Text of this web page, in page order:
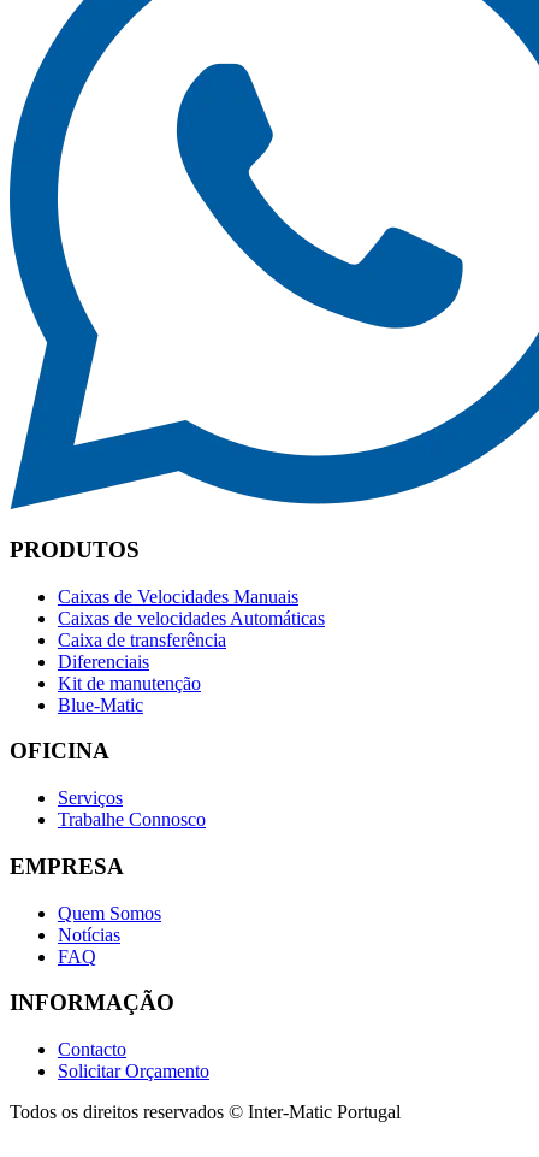
PRODUTOS
Caixas de Velocidades Manuais
Caixas de velocidades Automáticas
Caixa de transferência
Diferenciais
Kit de manutenção
Blue-Matic
OFICINA
Serviços
Trabalhe Connosco
EMPRESA
Quem Somos
Notícias
FAQ
INFORMAÇÃO
Contacto
Solicitar Orçamento
Todos os direitos reservados © Inter-Matic Portugal